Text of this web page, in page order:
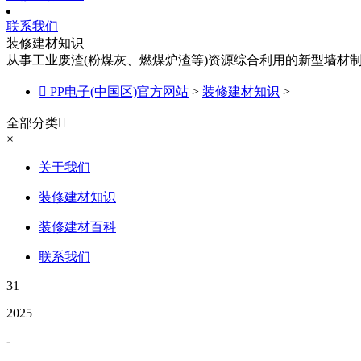
联系我们
装修建材知识
从事工业废渣(粉煤灰、燃煤炉渣等)资源综合利用的新型墙材
 PP电子(中国区)官方网站 > 装修建材知识 >
全部分类
×
关于我们
装修建材知识
装修建材百科
联系我们
31
2025
-